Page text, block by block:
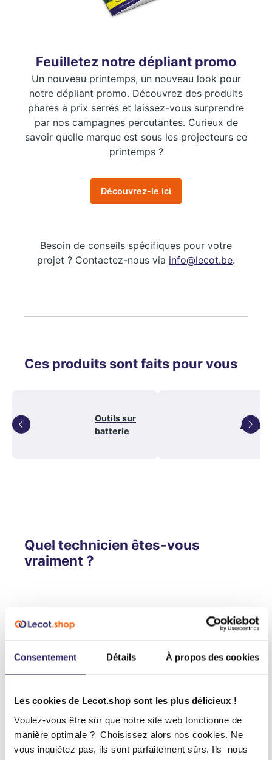
Consentement Détails À propos des cookies
Les cookies de Lecot.shop sont les plus délicieux !
Voulez-vous être sûr que notre site web fonctionne de
manière optimale ? Choisissez alors nos cookies. Ne
vous inquiétez pas, ils sont parfaitement sûrs. Ils nous
Feuilletez notre dépliant promo
Un nouveau printemps, un nouveau look pour
notre dépliant promo. Découvrez des produits
phares à prix serrés et laissez-vous surprendre
par nos campagnes percutantes. Curieux de
savoir quelle marque est sous les projecteurs ce
printemps ?
Découvrez-le ici
Besoin de conseils spécifiques pour votre
projet ? Contactez-nous via info@lecot.be.
Ces produits sont faits pour vous
Outils sur
batterie
Quel technicien êtes-vous
vraiment ?